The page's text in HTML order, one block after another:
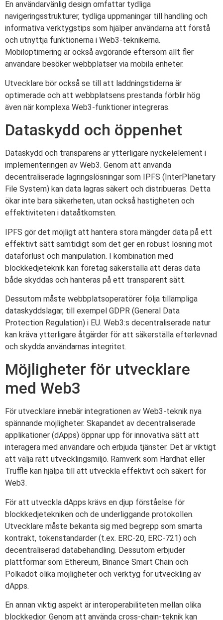
En användarvänlig design omfattar tydliga
navigeringsstrukturer, tydliga uppmaningar till handling och
informativa verktygstips som hjälper användarna att förstå
och utnyttja funktionerna i Web3-teknikerna.
Mobiloptimering är också avgörande eftersom allt fler
användare besöker webbplatser via mobila enheter.
Utvecklare bör också se till att laddningstiderna är
optimerade och att webbplatsens prestanda förblir hög
även när komplexa Web3-funktioner integreras.
Dataskydd och öppenhet
Dataskydd och transparens är ytterligare nyckelelement i
implementeringen av Web3. Genom att använda
decentraliserade lagringslösningar som IPFS (InterPlanetary
File System) kan data lagras säkert och distribueras. Detta
ökar inte bara säkerheten, utan också hastigheten och
effektiviteten i dataåtkomsten.
IPFS gör det möjligt att hantera stora mängder data på ett
effektivt sätt samtidigt som det ger en robust lösning mot
dataförlust och manipulation. I kombination med
blockkedjeteknik kan företag säkerställa att deras data
både skyddas och hanteras på ett transparent sätt.
Dessutom måste webbplatsoperatörer följa tillämpliga
dataskyddslagar, till exempel GDPR (General Data
Protection Regulation) i EU. Web3:s decentraliserade natur
kan kräva ytterligare åtgärder för att säkerställa efterlevnad
och skydda användarnas integritet.
Möjligheter för utvecklare
med Web3
För utvecklare innebär integrationen av Web3-teknik nya
spännande möjligheter. Skapandet av decentraliserade
applikationer (dApps) öppnar upp för innovativa sätt att
interagera med användare och erbjuda tjänster. Det är viktigt
att välja rätt utvecklingsmiljö. Ramverk som Hardhat eller
Truffle kan hjälpa till att utveckla effektivt och säkert för
Web3.
För att utveckla dApps krävs en djup förståelse för
blockkedjetekniken och de underliggande protokollen.
Utvecklare måste bekanta sig med begrepp som smarta
kontrakt, tokenstandarder (t.ex. ERC-20, ERC-721) och
decentraliserad databehandling. Dessutom erbjuder
plattformar som Ethereum, Binance Smart Chain och
Polkadot olika möjligheter och verktyg för utveckling av
dApps.
En annan viktig aspekt är interoperabiliteten mellan olika
blockkedjor. Genom att använda cross-chain-teknik kan